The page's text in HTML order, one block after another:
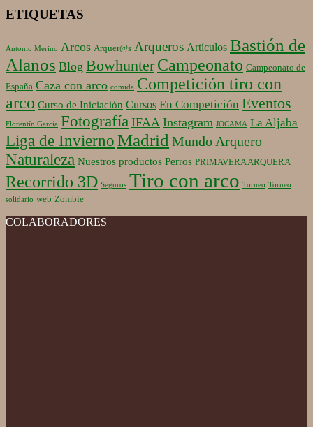
ETIQUETAS
Antonio Merino Arcos Arquer@s Arqueros Artículos Bastión de
Alanos Blog Bowhunter Campeonato Campeonato de
España Caza con arco comida Competición tiro con
arco Curso de Iniciación Cursos En Competición Eventos
Florentín García Fotografía IFAA Instagram JOCAMA La Aljaba
Liga de Invierno Madrid Mundo Arquero
Naturaleza Nuestros productos Perros PRIMAVERA ARQUERA
Recorrido 3D Seguros Tiro con arco Torneo Torneo
solidario web Zombie
COLABORADORES